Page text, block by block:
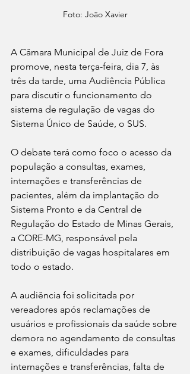
Foto: João Xavier
A Câmara Municipal de Juiz de Fora
promove, nesta terça-feira, dia 7, às
três da tarde, uma Audiência Pública
para discutir o funcionamento do
sistema de regulação de vagas do
Sistema Único de Saúde, o SUS.
O debate terá como foco o acesso da
população a consultas, exames,
internações e transferências de
pacientes, além da implantação do
Sistema Pronto e da Central de
Regulação do Estado de Minas Gerais,
a CORE-MG, responsável pela
distribuição de vagas hospitalares em
todo o estado.
A audiência foi solicitada por
vereadores após reclamações de
usuários e profissionais da saúde sobre
demora no agendamento de consultas
e exames, dificuldades para
internações e transferências, falta de